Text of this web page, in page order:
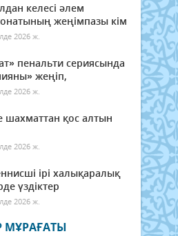
келесі әлем
жеңімпазы кім
2026 ж.
пенальти сериясында
жеңіп,
2026 ж.
шахматтан қос алтын
2026 ж.
ірі халықаралық
үздіктер
2026 ж.